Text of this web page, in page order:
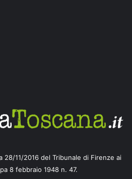
28/11/2016 del Tribunale di Firenze ai
8 febbraio 1948 n. 47.